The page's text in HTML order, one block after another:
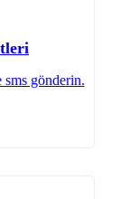
gönderin.